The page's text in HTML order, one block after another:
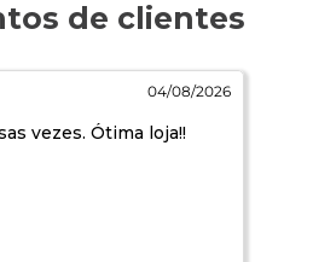
04/08/2026
vezes. Ótima loja!!